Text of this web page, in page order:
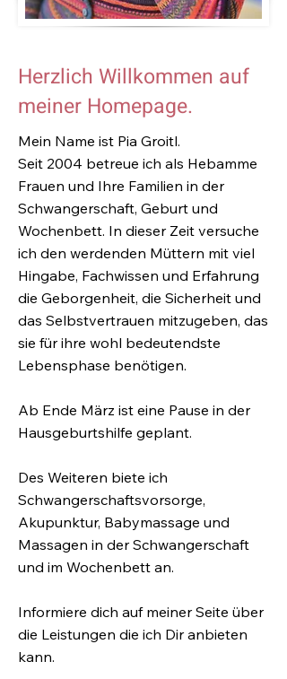
Herzlich Willkommen auf
meiner Homepage.
Mein Name ist Pia Groitl.
Seit 2004 betreue ich als Hebamme
Frauen und Ihre Familien in der
Schwangerschaft, Geburt und
Wochenbett. In dieser Zeit versuche
ich den werdenden Müttern mit viel
Hingabe, Fachwissen und Erfahrung
die Geborgenheit, die Sicherheit und
das Selbstvertrauen mitzugeben, das
sie für ihre wohl bedeutendste
Lebensphase benötigen.
Ab Ende März ist eine Pause in der
Hausgeburtshilfe geplant.
Des Weiteren biete ich
Schwangerschaftsvorsorge,
Akupunktur, Babymassage und
Massagen in der Schwangerschaft
und im Wochenbett an.
Informiere dich auf meiner Seite über
die Leistungen die ich Dir anbieten
kann.